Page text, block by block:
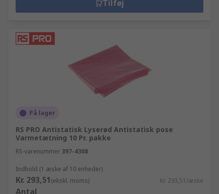
Tilføj
På lager
RS PRO Antistatisk Lyserød Antistatisk pose
Varmetætning 10 Pr. pakke
RS-varenummer 397-4308
Indhold (1 æske af 10 enheder)
Kr. 293,51(ekskl. moms) Kr. 293,51/æske
Antal